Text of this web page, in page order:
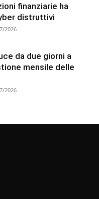
finanziarie ha
distruttivi
2026
da due giorni a
mensile delle
2026